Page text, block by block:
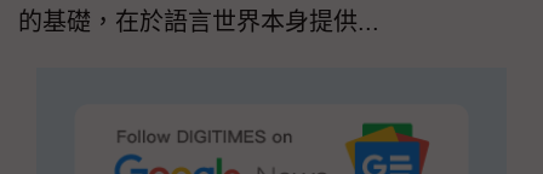
的基礎，在於語言世界本身提供...